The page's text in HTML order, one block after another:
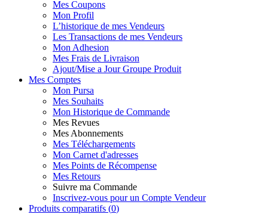
Mes Coupons
Mon Profil
L’historique de mes Vendeurs
Les Transactions de mes Vendeurs
Mon Adhesion
Mes Frais de Livraison
Ajout/Mise a Jour Groupe Produit
Mes Comptes
Mon Pursa
Mes Souhaits
Mon Historique de Commande
Mes Revues
Mes Abonnements
Mes Téléchargements
Mon Carnet d'adresses
Mes Points de Récompense
Mes Retours
Suivre ma Commande
Inscrivez-vous pour un Compte Vendeur
Produits comparatifs (0)